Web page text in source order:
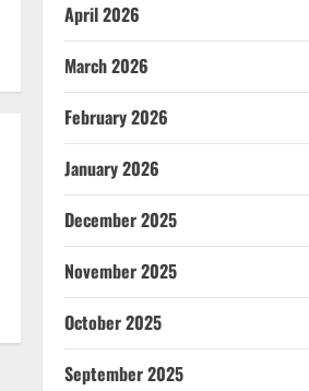
April 2026
March 2026
February 2026
January 2026
December 2025
November 2025
October 2025
September 2025